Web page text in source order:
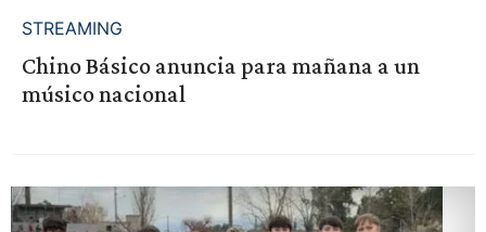
STREAMING
Chino Básico anuncia para mañana a un
músico nacional